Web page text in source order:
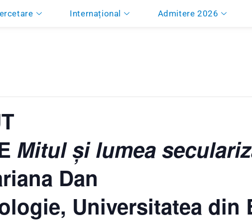
Internațional Admitere 2026
Mitul și lumea
Dan
Universitatea din